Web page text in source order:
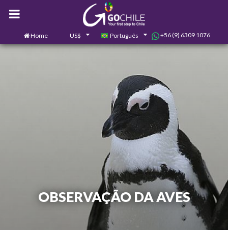
Home US$ Português +56 (9) 6309 1076
OBSERVAÇÃO DA AVES